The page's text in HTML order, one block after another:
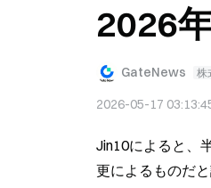
2026
GateNews 株
2026-05-17
Jin10によると、
更によるものだ